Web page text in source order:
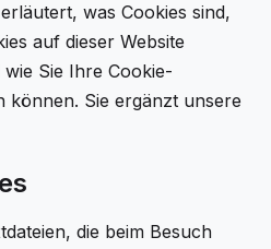
was Cookies sind,
auf dieser Website
Sie Ihre Cookie-
können. Sie ergänzt unsere
die beim Besuch